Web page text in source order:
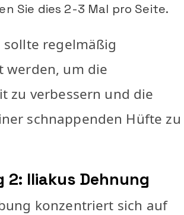
Sie dies 2-3 Mal pro Seite.
sollte regelmäßig
werden, um die
zu verbessern und die
schnappenden Hüfte zu
2: Iliakus Dehnung
konzentriert sich auf